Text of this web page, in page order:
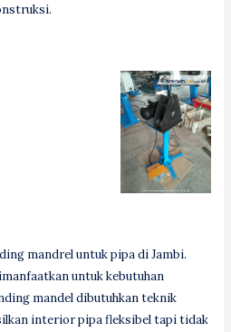
mandrel untuk pipa di Jambi.
untuk kebutuhan
mandel dibutuhkan teknik
interior pipa fleksibel tapi tidak